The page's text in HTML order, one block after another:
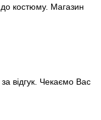
костюму. Магазин
відгук. Чекаємо Вас